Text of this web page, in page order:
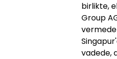
birlikte,
Group
vadede,